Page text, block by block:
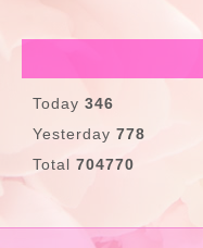
Today 346
Yesterday 778
Total 704770